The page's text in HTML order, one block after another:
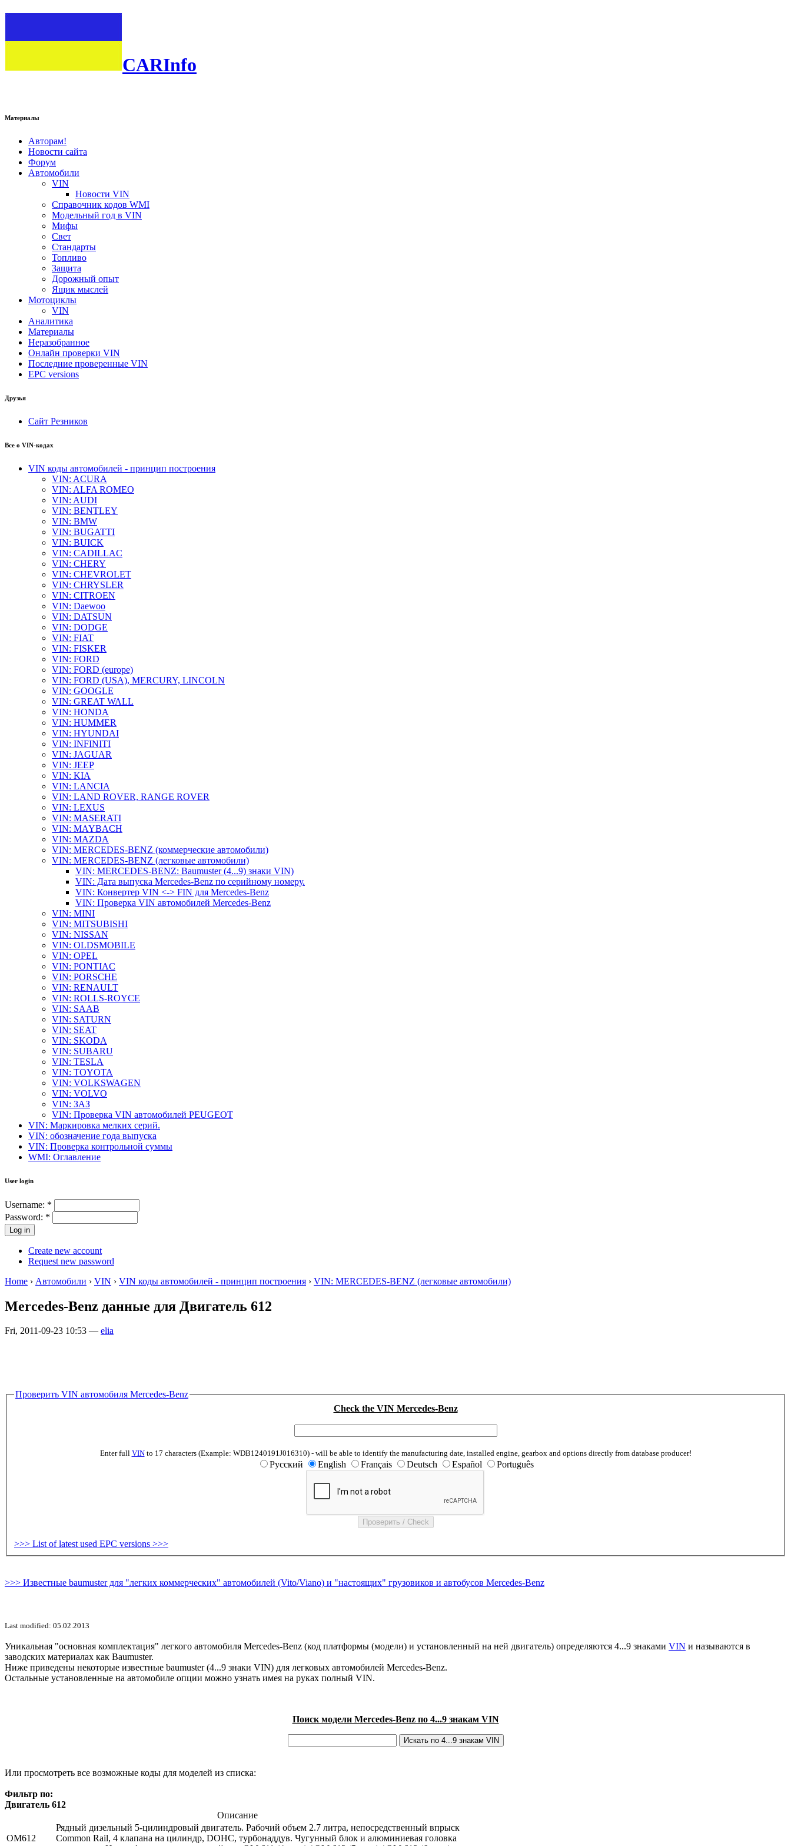
CARInfo
Материалы
Авторам!
Новости сайта
Форум
Автомобили
VIN
Новости VIN
Справочник кодов WMI
Модельный год в VIN
Мифы
Свет
Стандарты
Топливо
Защита
Дорожный опыт
Ящик мыслей
Мотоциклы
VIN
Аналитика
Материалы
Неразобранное
Онлайн проверки VIN
Последние проверенные VIN
EPC versions
Друзья
Сайт Резников
Все о VIN-кодах
VIN коды автомобилей - принцип построения
VIN: ACURA
VIN: ALFA ROMEO
VIN: AUDI
VIN: BENTLEY
VIN: BMW
VIN: BUGATTI
VIN: BUICK
VIN: CADILLAC
VIN: CHERY
VIN: CHEVROLET
VIN: CHRYSLER
VIN: CITROEN
VIN: Daewoo
VIN: DATSUN
VIN: DODGE
VIN: FIAT
VIN: FISKER
VIN: FORD
VIN: FORD (europe)
VIN: FORD (USA), MERCURY, LINCOLN
VIN: GOOGLE
VIN: GREAT WALL
VIN: HONDA
VIN: HUMMER
VIN: HYUNDAI
VIN: INFINITI
VIN: JAGUAR
VIN: JEEP
VIN: KIA
VIN: LANCIA
VIN: LAND ROVER, RANGE ROVER
VIN: LEXUS
VIN: MASERATI
VIN: MAYBACH
VIN: MAZDA
VIN: MERCEDES-BENZ (коммерческие автомобили)
VIN: MERCEDES-BENZ (легковые автомобили)
VIN: MERCEDES-BENZ: Baumuster (4...9) знаки VIN)
VIN: Дата выпуска Mercedes-Benz по серийному номеру.
VIN: Конвертер VIN <-> FIN для Mercedes-Benz
VIN: Проверка VIN автомобилей Mercedes-Benz
VIN: MINI
VIN: MITSUBISHI
VIN: NISSAN
VIN: OLDSMOBILE
VIN: OPEL
VIN: PONTIAC
VIN: PORSCHE
VIN: RENAULT
VIN: ROLLS-ROYCE
VIN: SAAB
VIN: SATURN
VIN: SEAT
VIN: SKODA
VIN: SUBARU
VIN: TESLA
VIN: TOYOTA
VIN: VOLKSWAGEN
VIN: VOLVO
VIN: ЗАЗ
VIN: Проверка VIN автомобилей PEUGEOT
VIN: Маркировка мелких серий.
VIN: обозначение года выпуска
VIN: Проверка контрольной суммы
WMI: Оглавление
User login
Username: *
Password: *
Create new account
Request new password
Home › Автомобили › VIN › VIN коды автомобилей - принцип построения › VIN: MERCEDES-BENZ (легковые автомобили)
Mercedes-Benz данные для Двигатель 612
Fri, 2011-09-23 10:53 — elia
Проверить VIN автомобиля Mercedes-Benz
Check the VIN Mercedes-Benz
Enter full VINto 17 characters (Example: WDB1240191J016310) - will be able to identify the manufacturing date, installed engine, gearbox and options directly from database producer!
Русский English Français Deutsch Español Português
>>> List of latest used EPC versions >>>
>>> Известные baumuster для "легких коммерческих" автомобилей (Vito/Viano) и "настоящих" грузовиков и автобусов Mercedes-Benz
Last modified: 05.02.2013
Уникальная "основная комплектация" легкого автомобиля Mercedes-Benz (код платформы (модели) и установленный на ней двигатель) определяются 4...9 знаками VIN и называются в
заводских материалах как Baumuster.
Ниже приведены некоторые известные baumuster (4...9 знаки VIN) для легковых автомобилей Mercedes-Benz.
Остальные установленные на автомобиле опции можно узнать имея на руках полный VIN.
Поиск модели Mercedes-Benz по 4...9 знакам VIN
Или просмотреть все возможные коды для моделей из списка:
Фильтр по:
Двигатель 612
Описание
OM612
Рядный дизельный 5-цилиндровый двигатель. Рабочий объем 2.7 литра, непосредственный впрыск
Common Rail, 4 клапана на цилиндр, DOHC, турбонаддув. Чугунный блок и алюминиевая головка